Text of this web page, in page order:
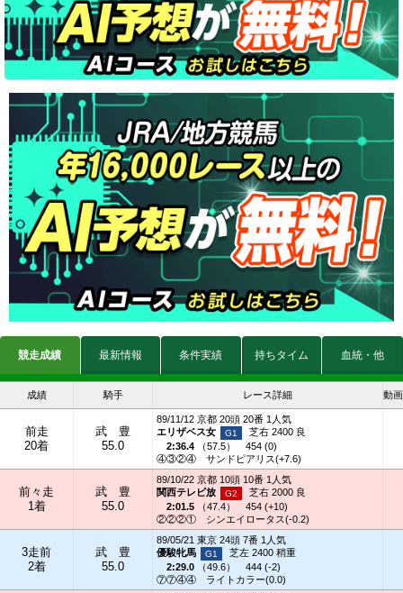
競走成績 最新情報 条件実績 持ちタイム 血統・他
成績 騎手 レース詳細 動画
前走
20着
武 豊
55.0
89/11/12 京都 20頭 20番 1人気
エリザベス女
芝右 2400 良
2:36.4 （57.5）
454 (0)
④③②④
サンドピアリス(+7.6)
前々走
1着
武 豊
55.0
89/10/22 京都 10頭 10番 1人気
関西テレビ放
芝右 2000 良
2:01.5 （47.4）
454 (+10)
②②②①
シンエイロータス(-0.2)
3走前
2着
武 豊
55.0
89/05/21 東京 24頭 7番 1人気
優駿牝馬
芝左 2400 稍重
2:29.0 （49.6）
444 (-2)
⑦⑦④④
ライトカラー(0.0)